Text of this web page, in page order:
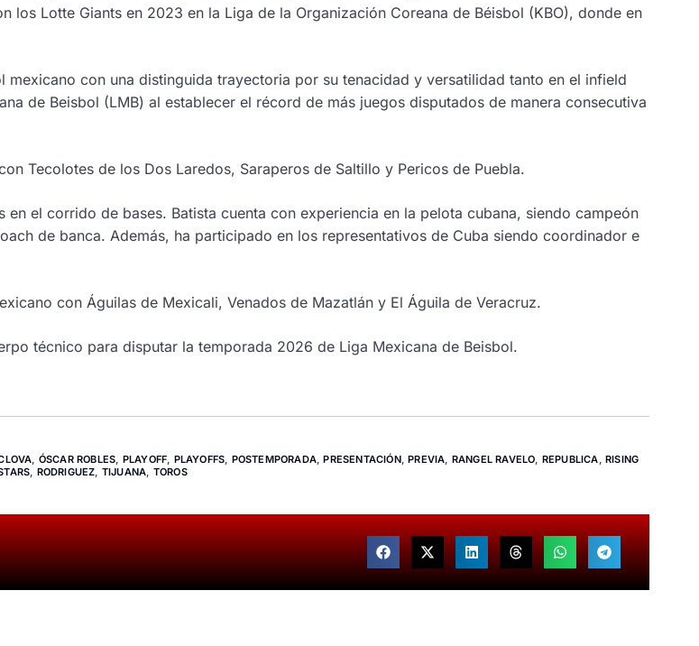
los Lotte Giants en 2023 en la Liga de la Organización Coreana de Béisbol (KBO), donde en
mexicano con una distinguida trayectoria por su tenacidad y versatilidad tanto en el infield
de Beisbol (LMB) al establecer el récord de más juegos disputados de manera consecutiva
Tecolotes de los Dos Laredos, Saraperos de Saltillo y Pericos de Puebla.
el corrido de bases. Batista cuenta con experiencia en la pelota cubana, siendo campeón
de banca. Además, ha participado en los representativos de Cuba siendo coordinador e
con Águilas de Mexicali, Venados de Mazatlán y El Águila de Veracruz.
técnico para disputar la temporada 2026 de Liga Mexicana de Beisbol.
ÓSCAR ROBLES PLAYOFF PLAYOFFS POSTEMPORADA,PRESENTACIÓN,PREVIA RANGEL RAVELO REPUBLICA RISING
RODRIGUEZ TIJUANA TOROS